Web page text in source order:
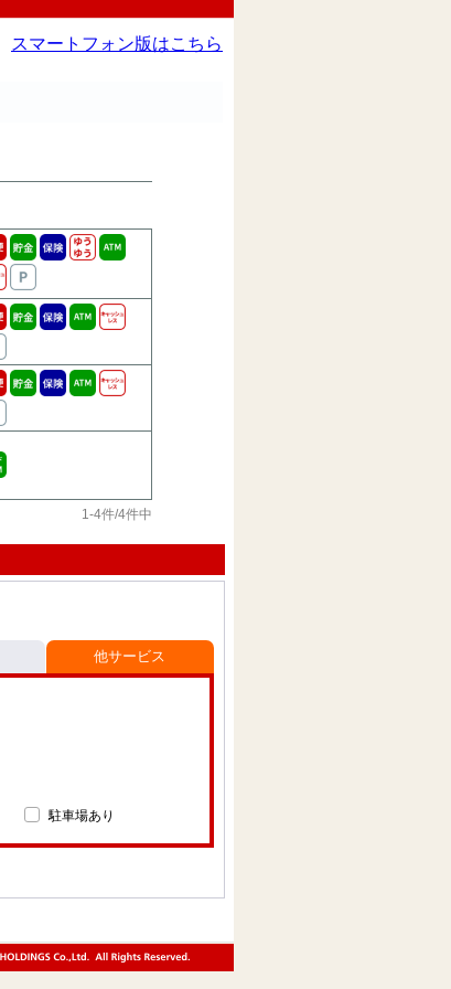
スマートフォン版はこちら
1-4件/4件中
駐車場あり
他サービス